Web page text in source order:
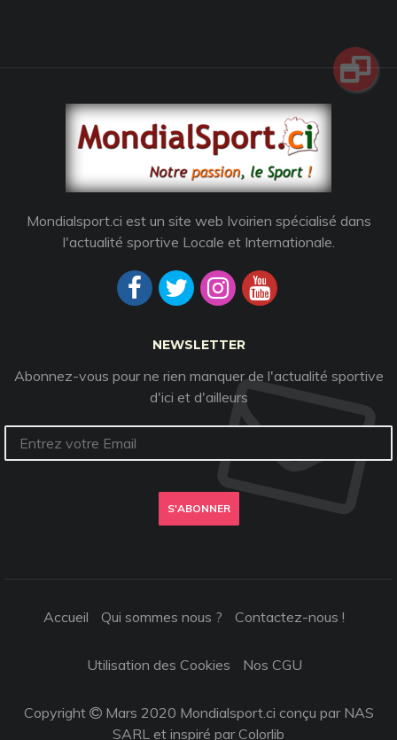
Mondialsport.ci est un site web Ivoirien spécialisé dans
l'actualité sportive Locale et Internationale.
NEWSLETTER
Abonnez-vous pour ne rien manquer de l'actualité sportive
d'ici et d'ailleurs
S'ABONNER
Accueil Qui sommes nous ? Contactez-nous !
Utilisation des Cookies Nos CGU
Copyright
Mars 2020 Mondialsport.ci conçu par NAS
SARL et inspiré parColorlib